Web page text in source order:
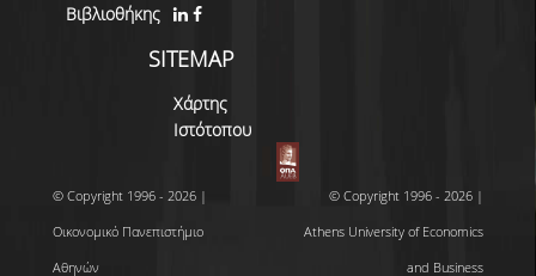
Βιβλιοθήκης
SITEMAP
Χάρτης
Ιστότοπου
© Copyright 1996 - 2026 |
Οικονομικό Πανεπιστήμιο
Αθηνών
© Copyright 1996 - 2026 |
Athens University of Economics
and Business